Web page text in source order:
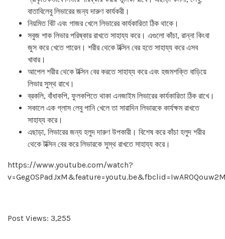
বাতাবিলেবু লিভারের জন্য দারুণ কার্যকরী।
নিয়মিত বিট এবং গাজর খেলে লিভারের কার্যকারিতা ঠিক থাকে।
সবুজ শাক লিভার পরিষ্কার রাখতে সাহায্য করে। এগুলো কাঁচা, রান্না কিংবা
জুস করে খেতে পারেন। শরীর থেকে টক্সিন বের হতে সাহায্য করে এসব
খাবার।
আপেল শরীর থেকে টক্সিন বের করতে সাহায্য করে এবং হজমশক্তি বাড়িয়ে
লিভার সুস্থ রাখে।
ব্রকলি, বাঁধাকপি, ফুলকপিতে থাকা এনজাইম লিভারের কার্যকারিতা ঠিক রাখে।
সকালে এক গ্লাস লেবু পানি খেলে তা সারাদিন লিভারকে কার্যক্ষম রাখতে
সাহায্য করে।
এছাড়া, লিভারের জন্য হলুদ দারুণ উপকারী। বিশেষ করে কাঁচা হলুদ শরীর
থেকে টক্সিন বের করে লিভারকে সুস্থ রাখতে সাহায্য করে।
https://www.youtube.com/watch?
Post Views: 3,255